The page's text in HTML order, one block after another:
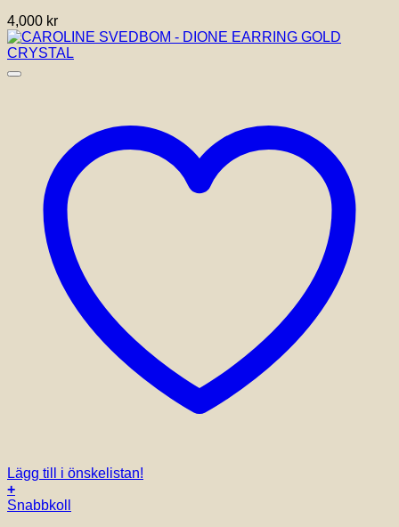
4,000 kr
Lägg till i önskelistan!
+
Snabbkoll